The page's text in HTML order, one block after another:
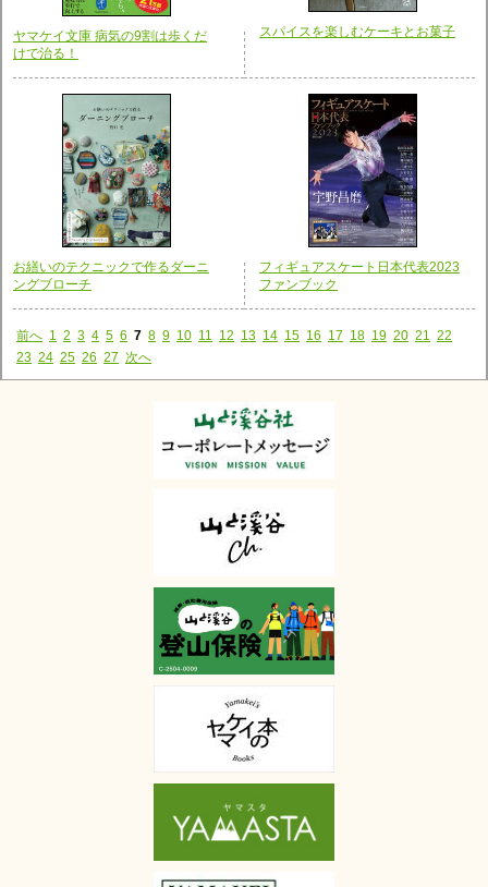
ヤマケイ文庫 病気の9割は歩くだ
けで治る！
スパイスを楽しむケーキとお菓子
お繕いのテクニックで作るダーニ
ングブローチ
フィギュアスケート日本代表2023
ファンブック
前へ 1 2 3 4 5 6 7 8 9 10 11 12 13 14 15 16 17 18 19 20 21
22
23 24 25 26 27 次へ